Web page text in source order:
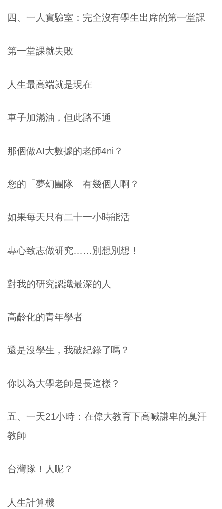
四、一人實驗室：完全沒有學生出席的第一堂課
第一堂課就失敗
人生最高端就是現在
車子加滿油，但此路不通
那個做AI大數據的老師4ni？
您的「夢幻團隊」有幾個人啊？
如果每天只有二十一小時能活
專心致志做研究……別想別想！
對我的研究認識最深的人
高齡化的青年學者
還是沒學生，我破紀錄了嗎？
你以為大學老師是長這樣？
五、一天21小時：在偉大教育下高喊謙卑的臭汗
教師
台灣隊！人呢？
人生計算機